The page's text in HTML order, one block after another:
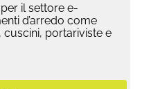
il settore e-
d’arredo come
portariviste e